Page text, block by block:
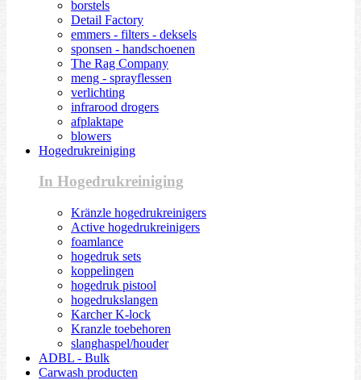
borstels
Detail Factory
emmers - filters - deksels
sponsen - handschoenen
The Rag Company
meng - sprayflessen
verlichting
infrarood drogers
afplaktape
blowers
Hogedrukreiniging
In Hogedrukreiniging
Kränzle hogedrukreinigers
Active hogedrukreinigers
foamlance
hogedruk sets
koppelingen
hogedruk pistool
hogedrukslangen
Karcher K-lock
Kranzle toebehoren
slanghaspel/houder
ADBL - Bulk
Carwash producten